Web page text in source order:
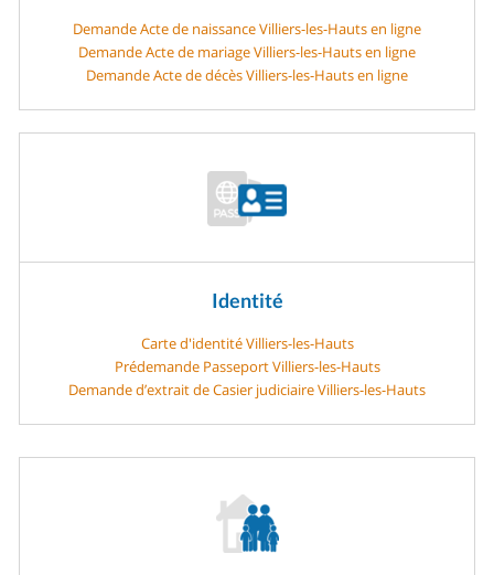
Demande Acte de naissance Villiers-les-Hauts en ligne
Demande Acte de mariage Villiers-les-Hauts en ligne
Demande Acte de décès Villiers-les-Hauts en ligne
Identité
Carte d'identité Villiers-les-Hauts
Prédemande Passeport Villiers-les-Hauts
Demande d’extrait de Casier judiciaire Villiers-les-Hauts